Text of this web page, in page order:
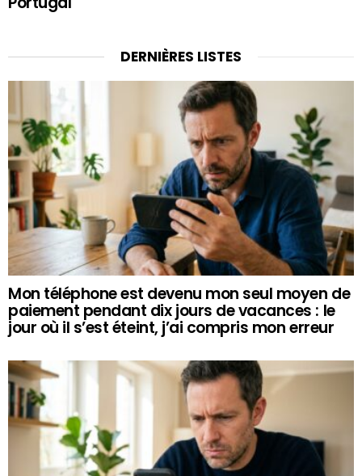
DERNIÈRES LISTES
Mon téléphone est devenu mon seul moyen de
paiement pendant dix jours de vacances : le
jour où il s’est éteint, j’ai compris mon erreur